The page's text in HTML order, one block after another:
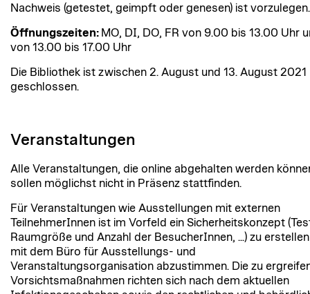
Nachweis (getestet, geimpft oder genesen) ist vorzulegen.
Öffnungszeiten: MO, DI, DO, FR von 9.00 bis 13.00 Uhr
von 13.00 bis 17.00 Uhr
Die Bibliothek ist zwischen 2. August und 13. August 2021
geschlossen.
Veranstaltungen
Alle Veranstaltungen, die online abgehalten werden
sollen möglichst nicht in Präsenz stattfinden.
Für Veranstaltungen wie Ausstellungen mit externen
TeilnehmerInnen ist im Vorfeld ein Sicherheitskonzept
Raumgröße und Anzahl der BesucherInnen, ...) zu
mit dem Büro für Ausstellungs- und
Veranstaltungsorganisation abzustimmen. Die zu
Vorsichtsmaßnahmen richten sich nach dem aktuellen